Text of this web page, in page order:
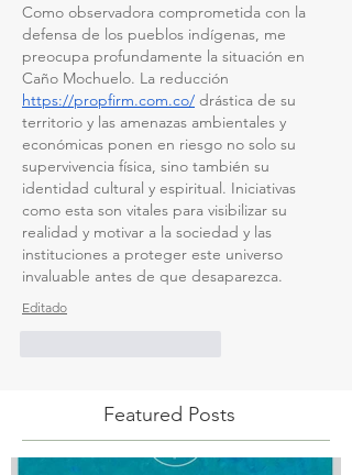
Como observadora comprometida con la
defensa de los pueblos indígenas, me
preocupa profundamente la situación en
Caño Mochuelo. La reducción
https://propfirm.com.co/ drástica de su
territorio y las amenazas ambientales y
económicas ponen en riesgo no solo su
supervivencia física, sino también su
identidad cultural y espiritual. Iniciativas
como esta son vitales para visibilizar su
realidad y motivar a la sociedad y las
instituciones a proteger este universo
invaluable antes de que desaparezca.
Editado
Featured Posts